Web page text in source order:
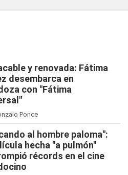
y renovada: Fátima
desembarca en
con "Fátima
Ponce
al hombre paloma":
hecha "a pulmón"
récords en el cine